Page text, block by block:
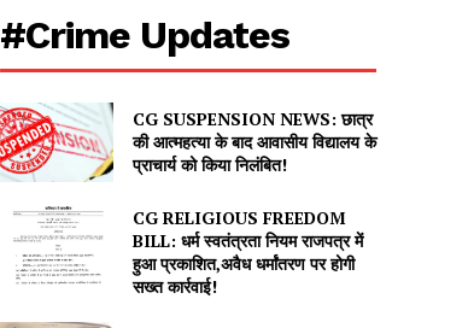
#Crime Updates
CG SUSPENSION NEWS: छात्र
की आत्महत्या के बाद आवासीय विद्यालय के
प्राचार्य को किया निलंबित!
CG RELIGIOUS FREEDOM
BILL: धर्म स्वतंत्रता नियम राजपत्र में
हुआ प्रकाशित,अवैध धर्मांतरण पर होगी
सख्त कार्रवाई!